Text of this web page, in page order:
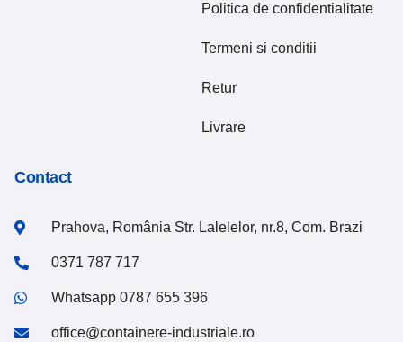
Politica de confidentialitate
Termeni si conditii
Retur
Livrare
Contact
Prahova, România Str. Lalelelor, nr.8, Com. Brazi
0371 787 717
Whatsapp 0787 655 396
office@containere-industriale.ro